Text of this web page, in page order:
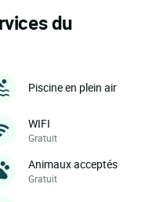
du
Piscine en plein air
WIFI
Gratuit
Animaux acceptés
Gratuit